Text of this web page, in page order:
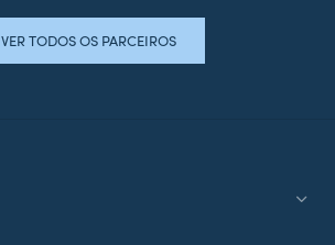
VER TODOS OS PARCEIROS